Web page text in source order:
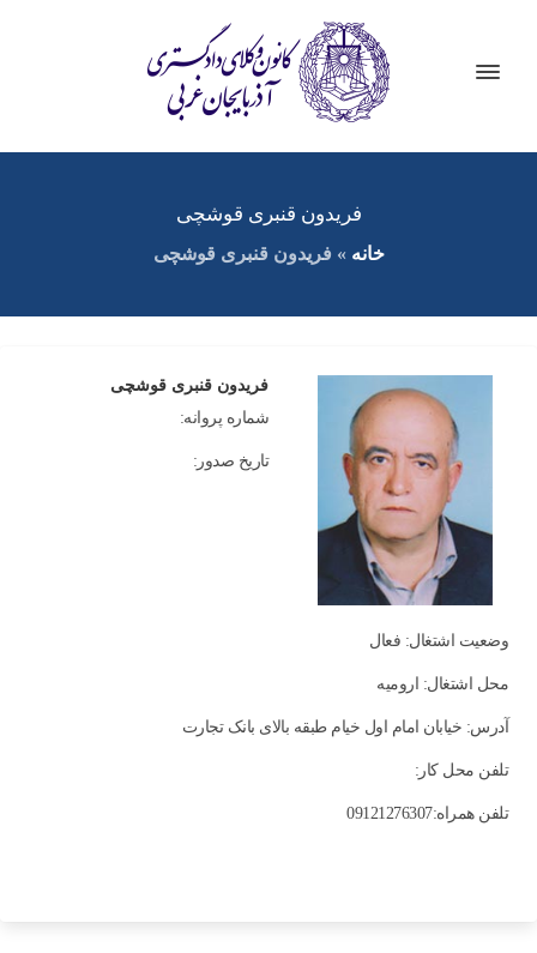
فریدون قنبری قوشچی
خانه » فریدون قنبری قوشچی
فریدون قنبری قوشچی
شماره پروانه:
تاریخ صدور:
وضعیت اشتغال: فعال
محل اشتغال: اروميه
آدرس: خیابان امام اول خیام طبقه بالای بانک تجارت
تلفن محل کار:
تلفن همراه:09121276307